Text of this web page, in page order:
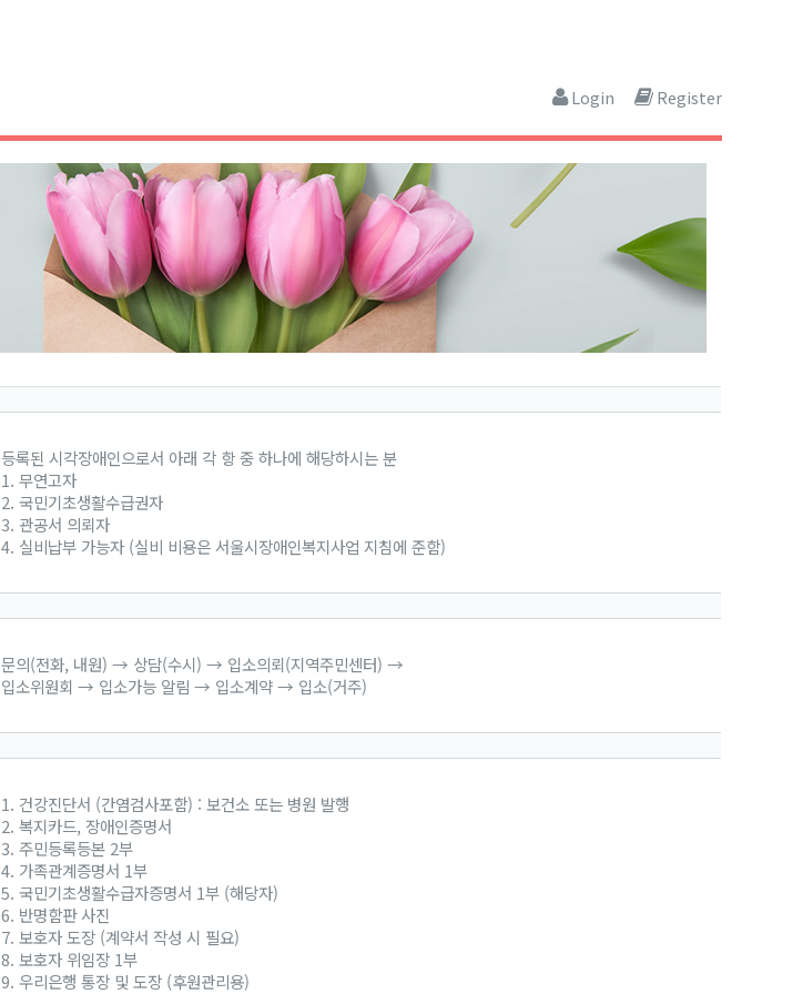
Login Register
등록된 시각장애인으로서 아래 각 항 중 하나에 해당하시는 분
1. 무연고자
2. 국민기초생활수급권자
3. 관공서 의뢰자
4. 실비납부 가능자 (실비 비용은 서울시장애인복지사업 지침에 준함)
문의(전화, 내원) → 상담(수시) → 입소의뢰(지역주민센터) →
입소위원회 → 입소가능 알림 → 입소계약 → 입소(거주)
1. 건강진단서 (간염검사포함) : 보건소 또는 병원 발행
2. 복지카드, 장애인증명서
3. 주민등록등본 2부
4. 가족관계증명서 1부
5. 국민기초생활수급자증명서 1부 (해당자)
6. 반명함판 사진
7. 보호자 도장 (계약서 작성 시 필요)
8. 보호자 위임장 1부
9. 우리은행 통장 및 도장 (후원관리용)